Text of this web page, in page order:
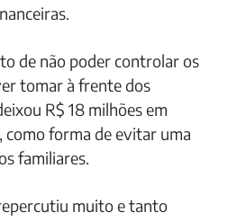
de não poder controlar os
tomar à frente dos
R$ 18 milhões em
forma de evitar uma
familiares.
muito e tanto